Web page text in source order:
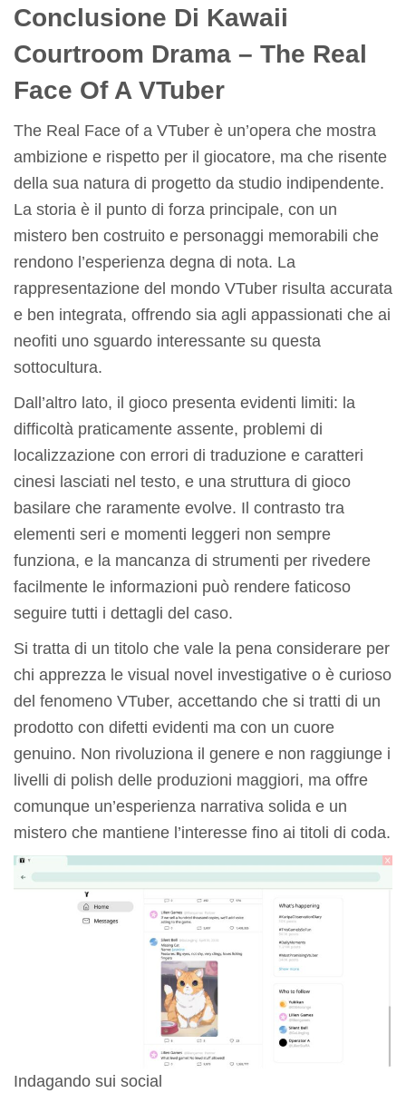
Conclusione Di Kawaii
Courtroom Drama – The Real
Face Of A VTuber
The Real Face of a VTuber è un’opera che mostra
ambizione e rispetto per il giocatore, ma che risente
della sua natura di progetto da studio indipendente.
La storia è il punto di forza principale, con un
mistero ben costruito e personaggi memorabili che
rendono l’esperienza degna di nota. La
rappresentazione del mondo VTuber risulta accurata
e ben integrata, offrendo sia agli appassionati che ai
neofiti uno sguardo interessante su questa
sottocultura.
Dall’altro lato, il gioco presenta evidenti limiti: la
difficoltà praticamente assente, problemi di
localizzazione con errori di traduzione e caratteri
cinesi lasciati nel testo, e una struttura di gioco
basilare che raramente evolve. Il contrasto tra
elementi seri e momenti leggeri non sempre
funziona, e la mancanza di strumenti per rivedere
facilmente le informazioni può rendere faticoso
seguire tutti i dettagli del caso.
Si tratta di un titolo che vale la pena considerare per
chi apprezza le visual novel investigative o è curioso
del fenomeno VTuber, accettando che si tratti di un
prodotto con difetti evidenti ma con un cuore
genuino. Non rivoluziona il genere e non raggiunge i
livelli di polish delle produzioni maggiori, ma offre
comunque un’esperienza narrativa solida e un
mistero che mantiene l’interesse fino ai titoli di coda.
Indagando sui social